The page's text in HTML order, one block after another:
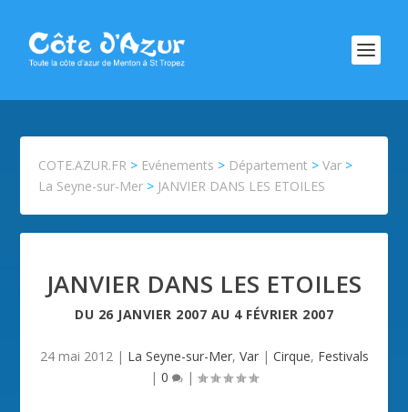
COTE.AZUR.FR > Evénements > Département >Var >
La Seyne-sur-Mer > JANVIER DANS LES ETOILES
JANVIER DANS LES ETOILES
DU 26 JANVIER 2007 AU 4 FÉVRIER 2007
24 mai 2012| La Seyne-sur-Mer, Var| Cirque, Festivals
| 0 |